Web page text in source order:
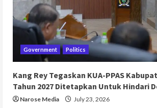
Government Politics
Kang Rey Tegaskan KUA-PPAS
Tahun 2027 Ditetapkan Untuk Hindari
Narose Media July 23, 2026